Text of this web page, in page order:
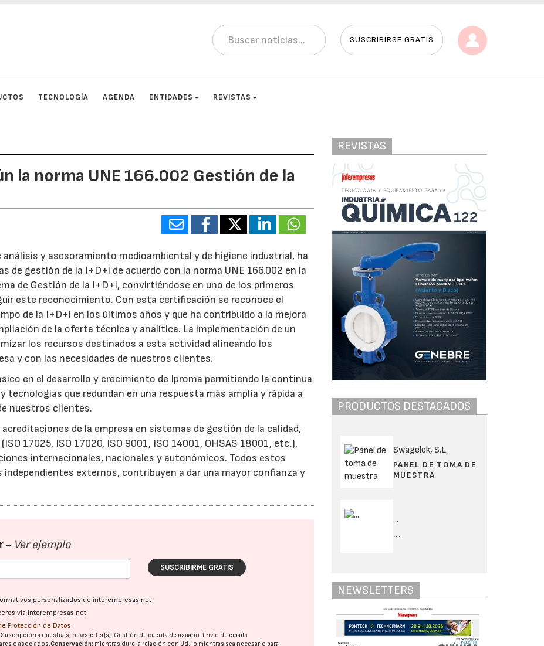
SUSCRIBIRSE GRATIS
TECNOLOGÍA AGENDA ENTIDADES REVISTAS
la norma UNE 166.002 Gestión de la
análisis y asesoramiento medioambiental y de higiene industrial, ha
de gestión de la I+D+i de acuerdo con la norma UNE 166.002 en la
de Gestión de la I+D+i, convirtiéndose en uno de los primeros
este reconocimiento. Con esta certificación se reconoce el
de la I+D+i en los últimos años y que ha contribuido a la mejora
de la oferta técnica y analítica. La implementación de un
los recursos destinados a esta actividad alineando los
y con las necesidades de nuestros clientes.
en el desarrollo y crecimiento de Iproma permitiendo la continua
que redundan en una respuesta más amplia y rápida a
nuestros clientes.
de la empresa en sistemas de gestión de la calidad,
17025, ISO 17020, ISO 9001, ISO 14001, OHSAS 18001, etc.),
internacionales, nacionales y autonómicos. Todos estos
externos, contribuyen a dar una mayor confianza y
- Ver ejemplo
SUSCRIBIRME GRATIS
personalizados de interempresas.net
vía interempresas.net
Protección de Datos
Suscripción a nuestra(s) newsletter(s). Gestión de cuenta de usuario. Envío de emails
o asociados.Conservación: mientras dure la relación con Ud., o mientras sea necesario para
REVISTAS
PRODUCTOS DESTACADOS
Swagelok, S.L.
PANEL DE TOMA DE
MUESTRA
...
...
NEWSLETTERS